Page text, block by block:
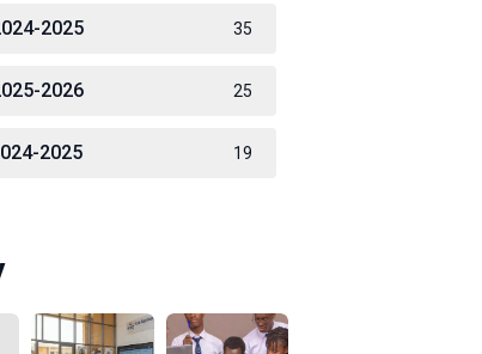
2025 35
2026 25
2025 19